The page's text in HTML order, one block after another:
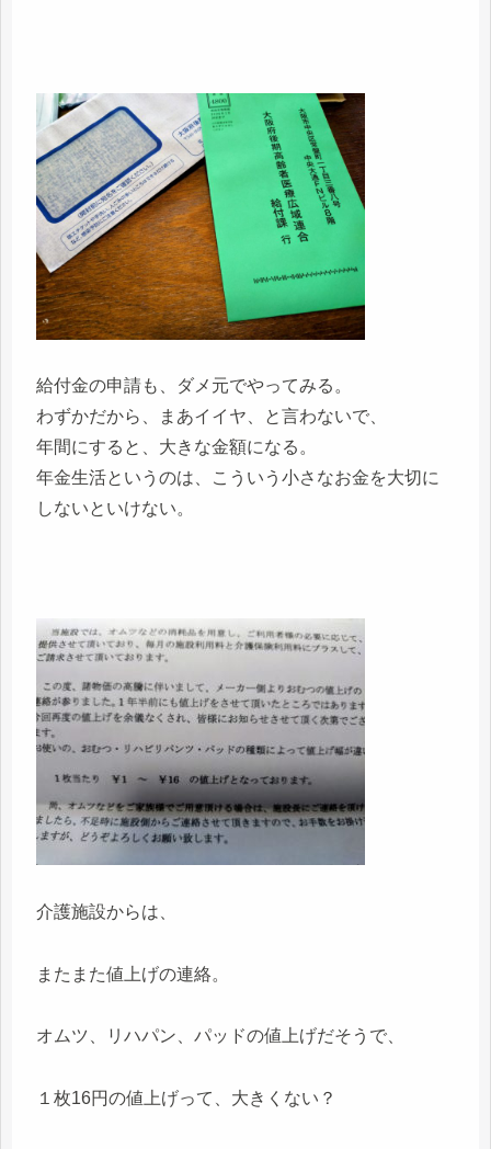
給付金の申請も、ダメ元でやってみる。
わずかだから、まあイイヤ、と言わないで、
年間にすると、大きな金額になる。
年金生活というのは、こういう小さなお金を大切に
しないといけない。
介護施設からは、
またまた値上げの連絡。
オムツ、リハパン、パッドの値上げだそうで、
１枚16円の値上げって、大きくない？